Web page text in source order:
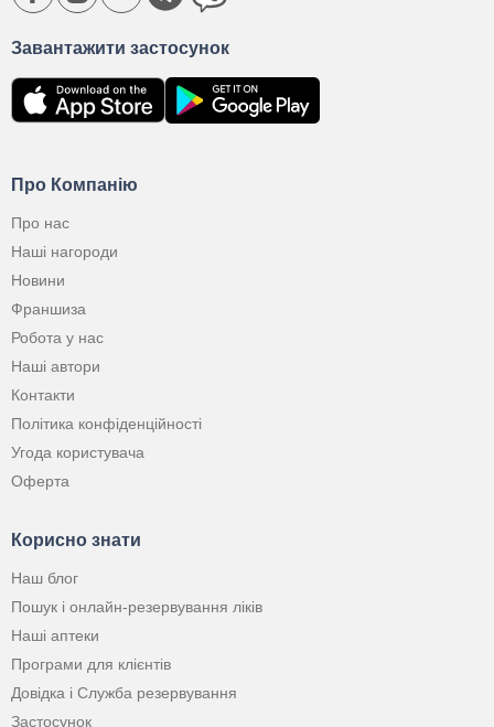
Про Компанію
Про нас
Наші нагороди
Новини
Франшиза
Робота у нас
Наші автори
Контакти
Політика конфіденційності
Угода користувача
Оферта
Корисно знати
Наш блог
Пошук і онлайн-резервування ліків
Наші аптеки
Програми для клієнтів
Довідка і Служба резервування
Застосунок
Завантажити застосунок